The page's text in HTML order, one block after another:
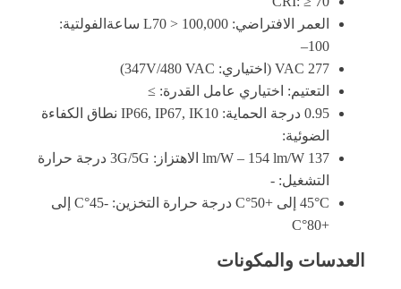
العمر الافتراضي: L70 > 100,000 ساعةالفولتية:
100–
277 VAC (اختياري: 347V/480 VAC)
التعتيم: اختياري عامل القدرة: ≥
0.95 درجة الحماية: IP66, IP67, IK10 نطاق الكفاءة
الضوئية:
137 lm/W – 154 lm/W الاهتزاز: 3G/5G درجة حرارة
التشغيل: -
45°C إلى +50°C درجة حرارة التخزين: -45°C إلى
العدسات والمكونات